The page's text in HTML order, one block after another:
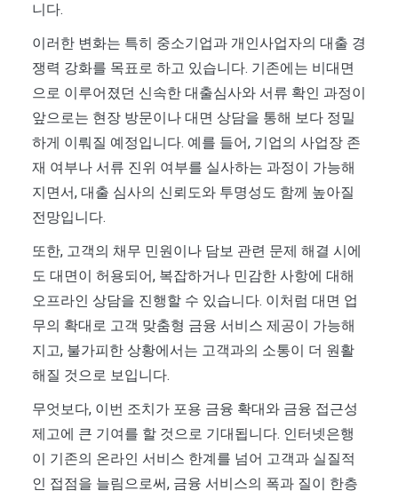
니다.
이러한 변화는 특히 중소기업과 개인사업자의 대출 경
쟁력 강화를 목표로 하고 있습니다. 기존에는 비대면
으로 이루어졌던 신속한 대출심사와 서류 확인 과정이
앞으로는 현장 방문이나 대면 상담을 통해 보다 정밀
하게 이뤄질 예정입니다. 예를 들어, 기업의 사업장 존
재 여부나 서류 진위 여부를 실사하는 과정이 가능해
지면서, 대출 심사의 신뢰도와 투명성도 함께 높아질
전망입니다.
또한, 고객의 채무 민원이나 담보 관련 문제 해결 시에
도 대면이 허용되어, 복잡하거나 민감한 사항에 대해
오프라인 상담을 진행할 수 있습니다. 이처럼 대면 업
무의 확대로 고객 맞춤형 금융 서비스 제공이 가능해
지고, 불가피한 상황에서는 고객과의 소통이 더 원활
해질 것으로 보입니다.
무엇보다, 이번 조치가 포용 금융 확대와 금융 접근성
제고에 큰 기여를 할 것으로 기대됩니다. 인터넷은행
이 기존의 온라인 서비스 한계를 넘어 고객과 실질적
인 접점을 늘림으로써, 금융 서비스의 폭과 질이 한층